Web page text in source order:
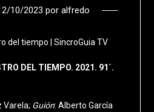
10/2023 por alfredo
DEL TIEMPO. 2021. 91´.
Varela; Guión: Alberto García